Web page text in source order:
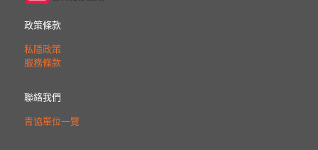
政策條款
私隱政策
服務條款
聯絡我們
青協單位一覽